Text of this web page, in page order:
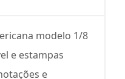
modelo 1/8
e estampas
e